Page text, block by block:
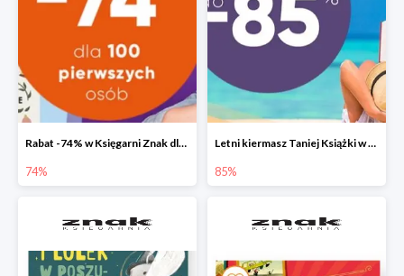
Rabat -74% w Księgarni Znak dla 100 pierwszych osób!
74%
Letni kiermasz Taniej Książki w Ksiegarni Znak do -85%!
85%